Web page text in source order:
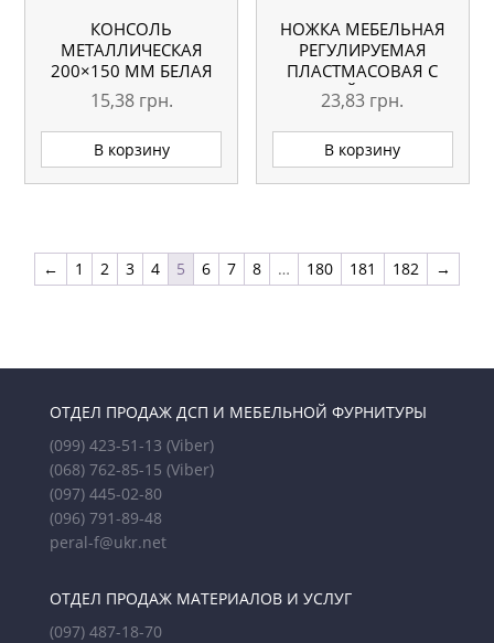
КОНСОЛЬ
МЕТАЛЛИЧЕСКАЯ
200×150 ММ БЕЛАЯ
15,38 грн.
В корзину
НОЖКА МЕБЕЛЬНАЯ
РЕГУЛИРУЕМАЯ
ПЛАСТМАСОВАЯ С
КЛИПСОЙ H=150-180
ММ
23,83 грн.
В корзину
← 1 2 3 4 5 6 7 8 … 180 181 182 →
ОТДЕЛ ПРОДАЖ ДСП И МЕБЕЛЬНОЙ ФУРНИТУРЫ
(099) 423-51-13 (Viber)
(068) 762-85-15 (Viber)
(097) 445-02-80
(096) 791-89-48
peral-f@ukr.net
ОТДЕЛ ПРОДАЖ МАТЕРИАЛОВ И УСЛУГ
(097) 487-18-70